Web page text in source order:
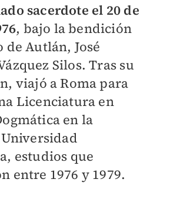
sacerdote el 20 de
, bajo la bendición
de Autlán, José
Silos. Tras su
viajó a Roma para
Licenciatura en
en la
estudios que
entre 1976 y 1979.